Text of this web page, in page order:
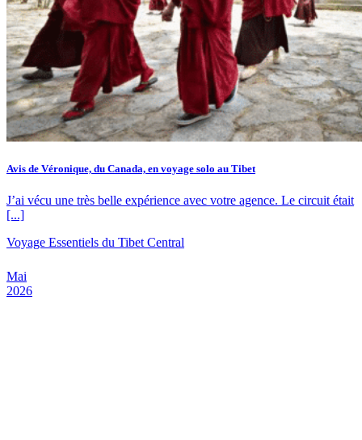
Avis de Véronique, du Canada, en voyage solo au Tibet
J’ai vécu une très belle expérience avec votre agence. Le circuit était
[...]
Voyage Essentiels du Tibet Central
Mai
2026